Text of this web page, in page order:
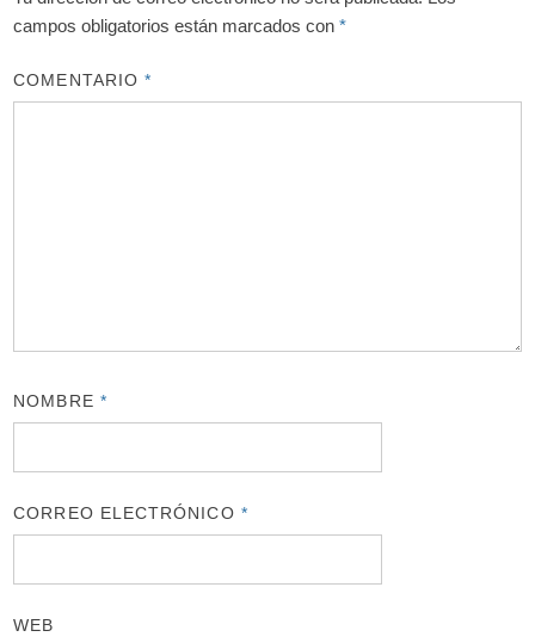
campos obligatorios están marcados con*
COMENTARIO*
NOMBRE *
CORREO ELECTRÓNICO *
WEB